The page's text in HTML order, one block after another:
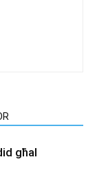
għal